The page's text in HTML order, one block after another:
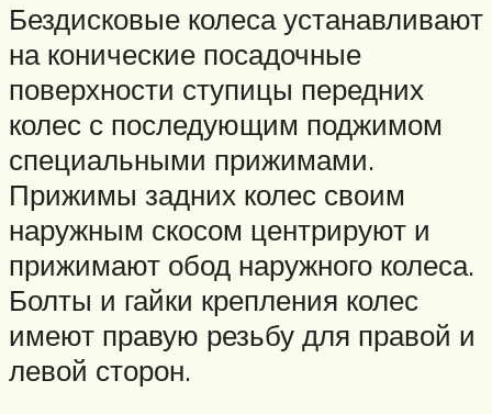
Бездисковые колеса устанавливают
на конические посадочные
поверхности ступицы передних
колес с последующим поджимом
специальными прижимами.
Прижимы задних колес своим
наружным скосом центрируют и
прижимают обод наружного колеса.
Болты и гайки крепления колес
имеют правую резьбу для правой и
левой сторон.